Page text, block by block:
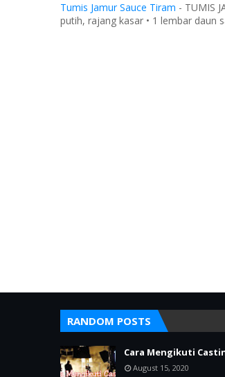
Tumis Jamur Sauce Tiram - TUMIS
putih, rajang kasar • 1 lembar daun
RANDOM POSTS
Cara Mengikuti
August 15, 2020